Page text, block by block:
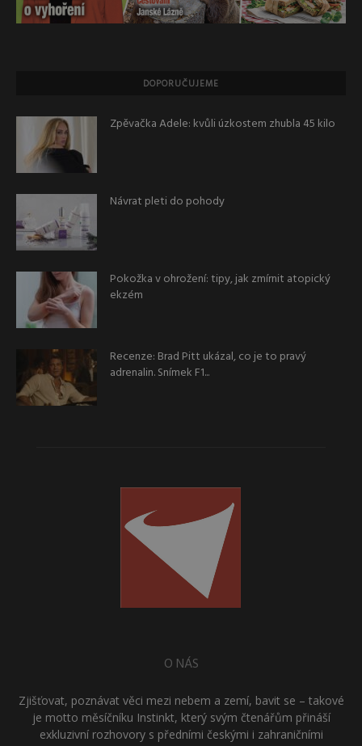
DOPORUČUJEME
Zpěvačka Adele: kvůli úzkostem zhubla 45 kilo
Návrat pleti do pohody
Pokožka v ohrožení: tipy, jak zmírnit atopický
ekzém
Recenze: Brad Pitt ukázal, co je to pravý
adrenalin. Snímek F1...
O NÁS
Zjišťovat, poznávat věci mezi nebem a zemí, bavit se – takové
je motto měsíčníku Instinkt, který svým čtenářům přináší
exkluzivní rozhovory s předními českými i zahraničními